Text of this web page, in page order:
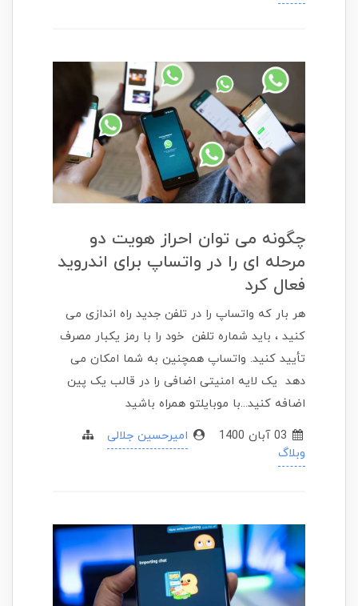
چگونه می توان احراز هویت دو
مرحله ای را در واتساپ برای اندروید
فعال کرد
هر بار که واتساپ را در تلفن جدید راه اندازی می
کنید ، باید شماره تلفن خود را با رمز یکبار مصرف
تأیید کنید. واتساپ همچنین به شما امکان می
دهد یک لایه امنیتی اضافی را در قالب یک پین
اضافه کنید...با موبایلتو همراه باشید
امیرحسین جلالی
وبلاگ